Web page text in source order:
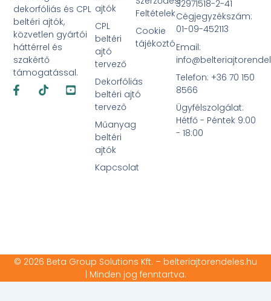
dekorfóliás és CPL
beltéri ajtók,
közvetlen gyártói
háttérrel és
szakértő
támogatással.
Facebook-
f
TiktokYoutube-
square
Feltételek
Cookie
tájékoztó
ajtók
CPL
beltéri
ajtó
tervező
Dekorfóliás
beltéri ajtó
tervező
Műanyag
beltéri
ajtók
Kapcsolat
32971518-2-41
Cégjegyzékszám:
01-09-452113
Email:
Telefon: +36 70 150
8566
Ügyfélszolgálat:
Hétfő - Péntek 9:00
- 18:00
© 2026 Beta Group Solutions Kft. – belteriajtorendeles.hu
| Minden jog fenntartva.